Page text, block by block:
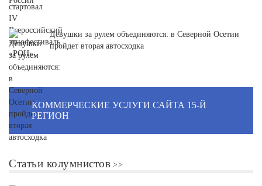
Девушки за рулем объединяются: в Северной Осетии
пройдет вторая автосходка
КОММЕРЧЕСКИЕ УСЛУГИ САЙТА 15-Й
РЕГИОН
Статьи колумнистов